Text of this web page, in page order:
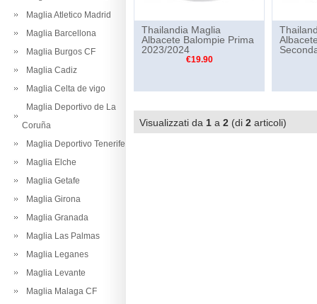
Maglia Atletico Madrid
Maglia Barcellona
Maglia Burgos CF
Maglia Cadiz
Maglia Celta de vigo
Maglia Deportivo de La
Coruña
Maglia Deportivo Tenerife
Maglia Elche
Maglia Getafe
Maglia Girona
Maglia Granada
Maglia Las Palmas
Maglia Leganes
Maglia Levante
Maglia Malaga CF
Thailandia Maglia
Albacete Balompie Prima
2023/2024
€19.90
Visualizzati da 1 a 2 (di 2 articoli)